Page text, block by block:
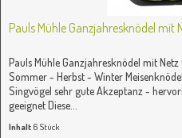
Pauls Mühle Ganzjahresknödel mit
Pauls Mühle Ganzjahresknödel mit
Sommer - Herbst - Winter
Singvögel sehr gute Akzeptanz -
geeignet Diese...
Inhalt 6 Stück